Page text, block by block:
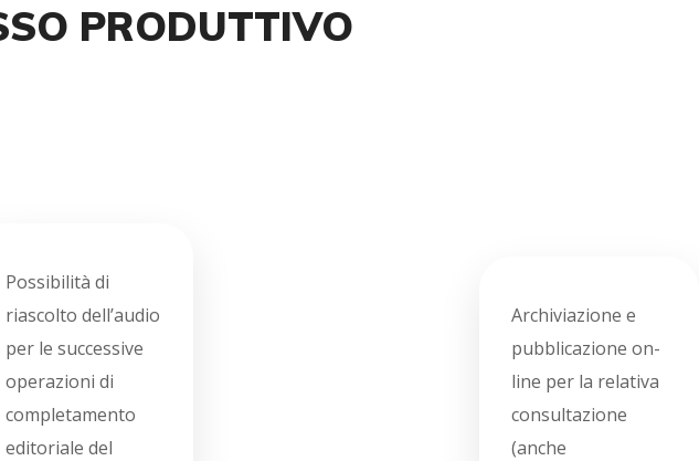
PRODUTTIVO
Possibilità di
riascolto dell’audio
per le successive
operazioni di
completamento
editoriale del
Archiviazione e
pubblicazione on-
line per la relativa
consultazione
(anche